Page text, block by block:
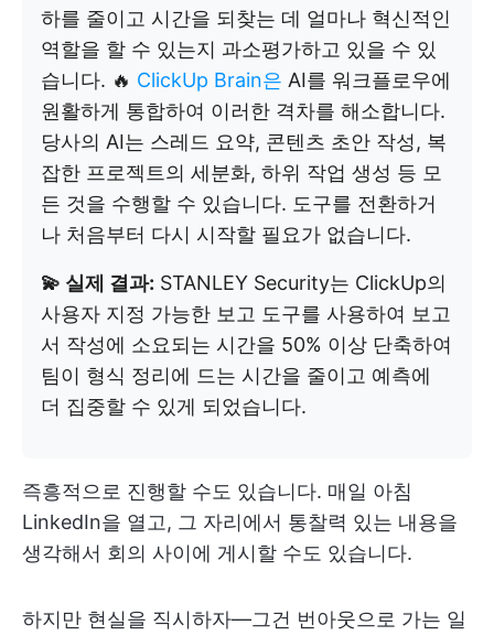
하를 줄이고 시간을 되찾는 데 얼마나 혁신적인
역할을 할 수 있는지 과소평가하고 있을 수 있
습니다. 🔥 ClickUp Brain은 AI를 워크플로우에
원활하게 통합하여 이러한 격차를 해소합니다.
당사의 AI는 스레드 요약, 콘텐츠 초안 작성, 복
잡한 프로젝트의 세분화, 하위 작업 생성 등 모
든 것을 수행할 수 있습니다. 도구를 전환하거
나 처음부터 다시 시작할 필요가 없습니다.
💫 실제 결과: STANLEY Security는 ClickUp의
사용자 지정 가능한 보고 도구를 사용하여 보고
서 작성에 소요되는 시간을 50% 이상 단축하여
팀이 형식 정리에 드는 시간을 줄이고 예측에
더 집중할 수 있게 되었습니다.
즉흥적으로 진행할 수도 있습니다. 매일 아침
LinkedIn을 열고, 그 자리에서 통찰력 있는 내용을
생각해서 회의 사이에 게시할 수도 있습니다.
하지만 현실을 직시하자—그건 번아웃으로 가는 일